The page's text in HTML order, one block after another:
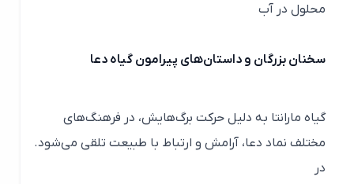
محلول در آب
سخنان بزرگان و داستان‌های پیرامون گیاه دعا
گیاه مارانتا به دلیل حرکت برگ‌هایش، در فرهنگ‌های
مختلف نماد دعا، آرامش و ارتباط با طبیعت تلقی می‌شود.